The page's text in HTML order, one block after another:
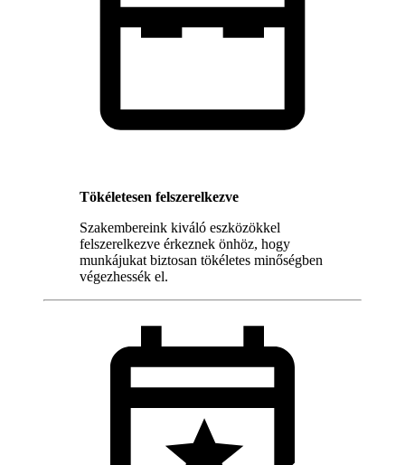
Tökéletesen felszerelkezve
Szakembereink kiváló eszközökkel
felszerelkezve érkeznek önhöz, hogy
munkájukat biztosan tökéletes minőségben
végezhessék el.